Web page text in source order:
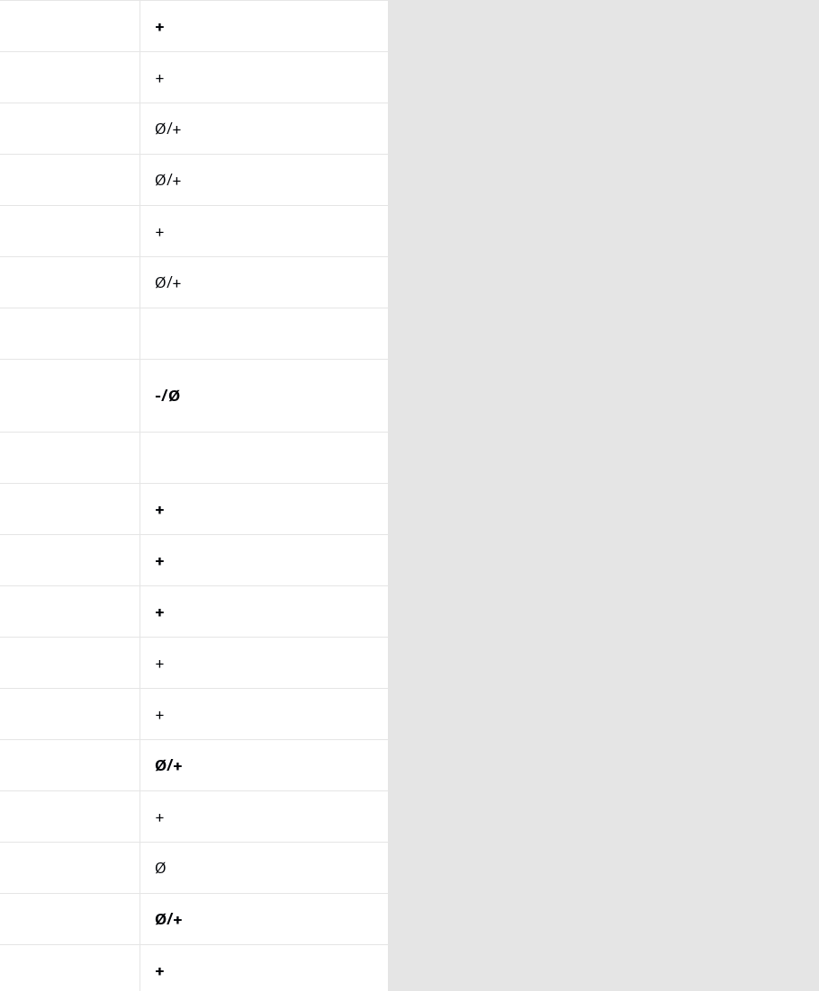
+
+
Ø/+
Ø/+
+
Ø/+
-/Ø
+
+
+
+
+
Ø/+
+
Ø
Ø/+
+